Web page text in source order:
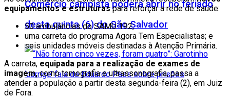
Comércio campista poderá abrir no feriado
desta quinta (6) do São Salvador
equipamentos e estruturaspara reforçar a rede de saúde:
50 ambulâncias do SAMU 192;
uma carreta do programa Agora Tem Especialistas; e
seis unidades móveis destinadas à Atenção Primária.
A carreta, equipada para a realização de exames de
imagem,como tomografia e ultrassonografia, passa a
atender a população a partir desta segunda-feira (2), em Juiz
de Fora.